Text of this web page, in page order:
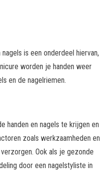
is een onderdeel hiervan,
worden je handen weer
en de nagelriemen.
handen en nagels te krijgen en
zoals werkzaamheden en
Ook als je gezonde
door een nagelstyliste in